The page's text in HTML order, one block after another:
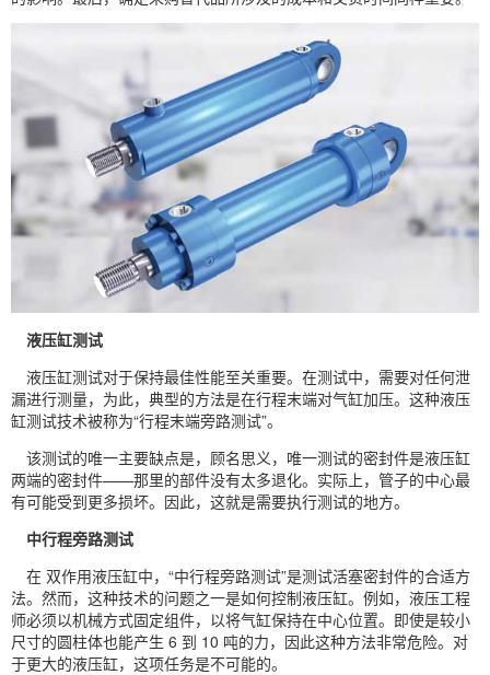
液压缸测试
液压缸测试对于保持最佳性能至关重要。在测试中，需要对任何泄
漏进行测量，为此，典型的方法是在行程末端对气缸加压。这种液压
缸测试技术被称为“行程末端旁路测试”。
该测试的唯一主要缺点是，顾名思义，唯一测试的密封件是液压缸
两端的密封件——那里的部件没有太多退化。实际上，管子的中心最
有可能受到更多损坏。因此，这就是需要执行测试的地方。
中行程旁路测试
在 双作用液压缸中，“中行程旁路测试”是测试活塞密封件的合适方
法。然而，这种技术的问题之一是如何控制液压缸。例如，液压工程
师必须以机械方式固定组件，以将气缸保持在中心位置。即使是较小
尺寸的圆柱体也能产生 6 到 10 吨的力，因此这种方法非常危险。对
于更大的液压缸，这项任务是不可能的。